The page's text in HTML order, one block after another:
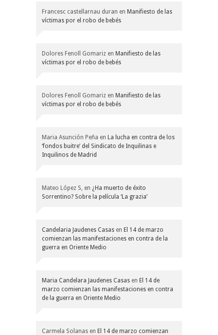
Francesc castellarnau duran en Manifiesto de las
víctimas por el robo de bebés
Dolores Fenoll Gomariz en Manifiesto de las
víctimas por el robo de bebés
Dolores Fenoll Gomariz en Manifiesto de las
víctimas por el robo de bebés
Maria Asunción Peña en La lucha en contra de los
‘fondos buitre’ del Sindicato de Inquilinas e
Inquilinos de Madrid
Mateo López S, en ¿Ha muerto de éxito
Sorrentino? Sobre la película ‘La grazia’
Candelaria Jaudenes Casas en El 14 de marzo
comienzan las manifestaciones en contra de la
guerra en Oriente Medio
Maria Candelara Jaudenes Casas en El 14 de
marzo comienzan las manifestaciones en contra
de la guerra en Oriente Medio
Carmela Solanas en El 14 de marzo comienzan